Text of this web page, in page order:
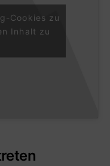
Cookies zu
Inhalt zu